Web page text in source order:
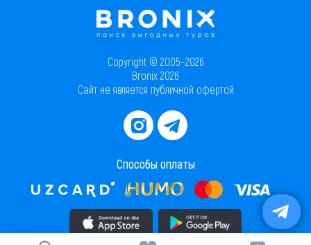
Copyright © 2005–2026
Bronix 2026
Сайт не является публичной офертой
Способы оплаты
Скачать приложение в AppStore Скачать приложение в PlayMarket